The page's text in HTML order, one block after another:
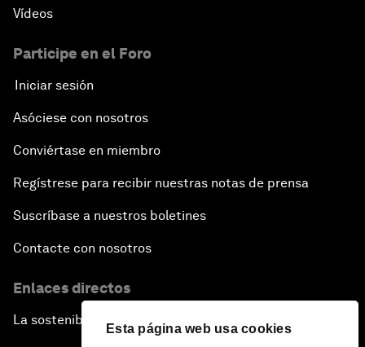
Esta página web usa cookies
Vídeos
Participe en el Foro
Iniciar sesión
Asóciese con nosotros
Conviértase en miembro
Regístrese para recibir nuestras notas de prensa
Suscríbase a nuestros boletines
Contacte con nosotros
Enlaces directos
La sostenibilidad en el Foro